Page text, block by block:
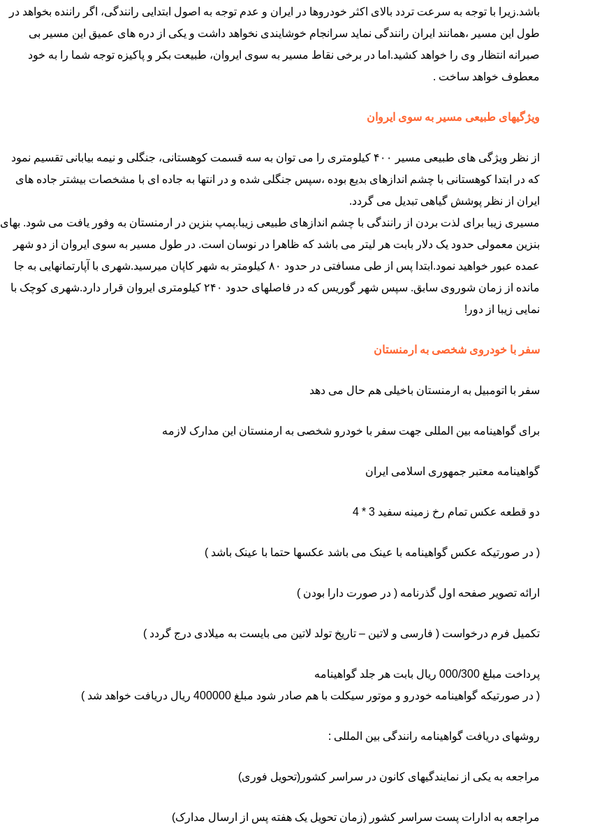
باشد.زیرا با توجه به سرعت تردد بالای اکثر خودروها در ایران و عدم توجه به اصول ابتدایی رانندگی، اگر راننده بخواهد در
طول این مسیر ،همانند ایران رانندگی نماید سرانجام خوشایندی نخواهد داشت و یکی از دره های عمیق این مسیر بی
صبرانه انتظار وی را خواهد کشید.اما در برخی نقاط مسیر به سوی ایروان، طبیعت بکر و پاکیزه توجه شما را به خود
معطوف خواهد ساخت .
ویژگیهای طبیعی مسیر به سوی ایروان
از نظر ویژگی های طبیعی مسیر ۴٠٠ کیلومتری را می توان به سه قسمت کوهستانی، جنگلی و نیمه بیابانی تقسیم نمود
که در ابتدا کوهستانی با چشم اندازهای بدیع بوده ،سپس جنگلی شده و در انتها به جاده ای با مشخصات بیشتر جاده های
ایران از نظر پوشش گیاهی تبدیل می گردد.
مسیری زیبا برای لذت بردن از رانندگی با چشم اندازهای طبیعی زیبا.پمپ بنزین در ارمنستان به وفور یافت می شود. بهای
بنزین معمولی حدود یک دلار بابت هر لیتر می باشد که ظاهرا در نوسان است. در طول مسیر به سوی ایروان از دو شهر
عمده عبور خواهید نمود.ابتدا پس از طی مسافتی در حدود ٨٠ کیلومتر به شهر کاپان میرسید.شهری با آپارتمانهایی به جا
مانده از زمان شوروی سابق. سپس شهر گوریس که در فاصلهای حدود ٢۴٠ کیلومتری ایروان قرار دارد.شهری کوچک با
نمایی زیبا از دور!
سفر با خودروی شخصی به ارمنستان
سفر با اتومبیل به ارمنستان باخیلی هم حال می دهد
برای گواهینامه بین المللی جهت سفر با خودرو شخصی به ارمنستان این مدارک لازمه
گواهینامه معتبر جمهوری اسلامی ایران
دو قطعه عكس تمام رخ زمینه سفید 3 * 4
( در صورتیکه عکس گواهینامه با عینک می باشد عکسها حتما با عینک باشد )
ارائه تصویر صفحه اول گذرنامه ( در صورت دارا بودن )
تکمیل فرم درخواست ( فارسی و لاتین – تاریخ تولد لاتین می بایست به میلادی درج گردد )
پرداخت مبلغ 000/300 ریال بابت هر جلد گواهینامه
( در صورتیکه گواهینامه خودرو و موتور سیکلت با هم صادر شود مبلغ 400000 ریال دریافت خواهد شد )
روشهای دریافت گواهینامه رانندگی بین المللی :
مراجعه به یکی از نمایندگیهای کانون در سراسر کشور(تحویل فوری)
مراجعه به ادارات پست سراسر کشور (زمان تحویل یک هفته پس از ارسال مدارک)